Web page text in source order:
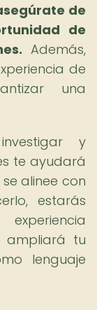
de
de
Además,
de
una
y
te ayudará
alinee con
estarás
ampliará tu
lenguaje